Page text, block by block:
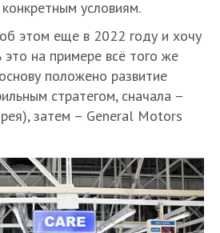
условиям.
этом еще в 2022 году и хочу
это на примере всё того же
положено развитие
стратегом, сначала –
затем – General Motors